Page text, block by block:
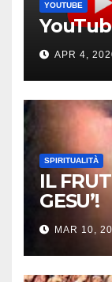
YOUTUBE
APR 4,
SPIRITUALITÀ
IL
GESU’!
MAR 10,